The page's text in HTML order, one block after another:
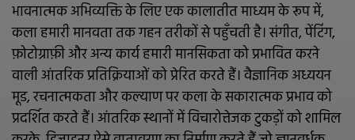
भावनात्मक अभिव्यक्ति के लिए एक कालातीत माध्यम के रूप में,
कला हमारी मानवता तक गहन तरीकों से पहुँचती है। संगीत, पेंटिंग,
फ़ोटोग्राफ़ी और अन्य कार्य हमारी मानसिकता को प्रभावित करने
वाली आंतरिक प्रतिक्रियाओं को प्रेरित करते हैं। वैज्ञानिक अध्ययन
मूड, रचनात्मकता और कल्याण पर कला के सकारात्मक प्रभाव को
प्रदर्शित करते हैं। आंतरिक स्थानों में विचारोत्तेजक टुकड़ों को शामिल